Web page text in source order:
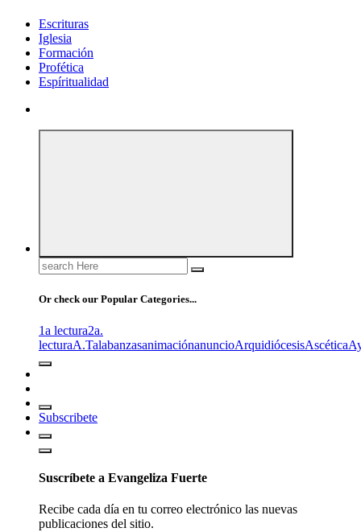
Escrituras
Iglesia
Formación
Profética
Espíritualidad
Search
for:
Or check our Popular Categories...
1a lectura2a.
lecturaA.TalabanzasanimaciónanuncioArquidiócesisAscética
Subscribete
Suscríbete a Evangeliza Fuerte
Recibe cada día en tu correo electrónico las nuevas
publicaciones del sitio.